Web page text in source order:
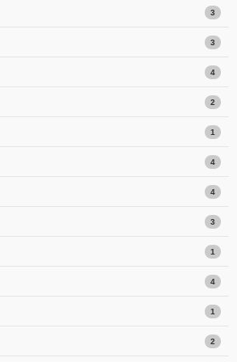
3
3
4
2
1
4
4
3
1
4
1
2